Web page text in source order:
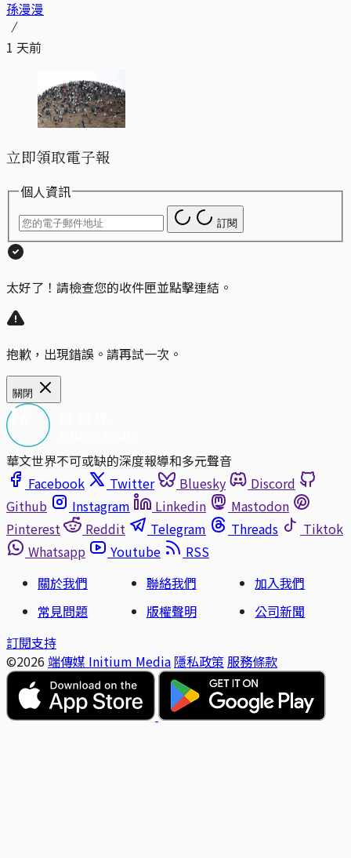
孫漫漫
1 天前
立即領取電子報
個人資訊
訂閱
太好了！請檢查您的收件匣並點擊連結。
抱歉，出現錯誤。請再試一次。
關閉
華文世界不可或缺的深度報導和多元聲音
Facebook
Twitter Bluesky
Discord
Github
Instagram Linkedin
Mastodon
Pinterest
Reddit Telegram Threads
Tiktok
Whatsapp
Youtube
RSS
關於我們
聯絡我們
加入我們
常見問題
版權聲明
公司新聞
訂閱支持
©2026 端傳媒 Initium Media 隱私政策 服務條款